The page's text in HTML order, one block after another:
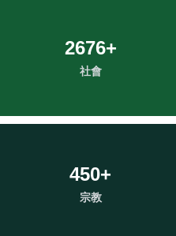
2676+
社會
450+
宗教